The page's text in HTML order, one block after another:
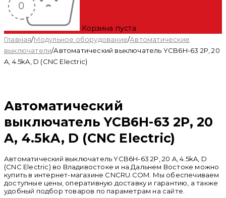
Корзина пуста
Главная/Модульное оборудование/Автоматические
выключатели/Автоматический выключатель YCB6H-63 2P, 20
A, 4.5kA, D (CNC Electric)
Автоматический
выключатель YCB6H-63 2P, 20
A, 4.5kA, D (CNC Electric)
Автоматический выключатель YCB6H-63 2P, 20 A, 4.5kA, D
(CNC Electric) во Владивостоке и на Дальнем Востоке можно
купить в интернет-магазине CNCRU.COM. Мы обеспечиваем
доступные цены, оперативную доставку и гарантию, а также
удобный подбор товаров по параметрам на сайте.